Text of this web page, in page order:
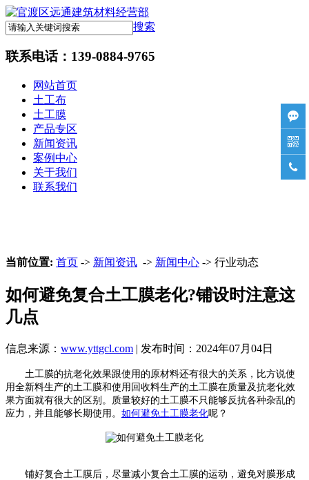
搜索
联系电话： 139-0884-9765
网站首页
土工布
土工膜
产品专区
新闻资讯
案例中心
关于我们
联系我们
当前位置: 首页 -> 新闻资讯 -> 新闻中心 -> 行业动态
如何避免复合土工膜老化?铺设时注意这
几点
信息来源： www.yttgcl.com | 发布时间：2024年07月04日
土工膜的抗老化效果跟使用的原材料还有很大的关系，比方说使
用全新料生产的土工膜和使用回收料生产的土工膜在质量及抗老化效
果方面就有很大的区别。质量较好的土工膜不只能够反抗各种杂乱的
应力，并且能够长期使用。 如何避免土工膜老化呢？
铺好复合土工膜后，尽量减小复合土工膜的运动，避免对膜形成


